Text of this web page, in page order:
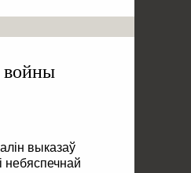
войны
выказаў
небяспечнай